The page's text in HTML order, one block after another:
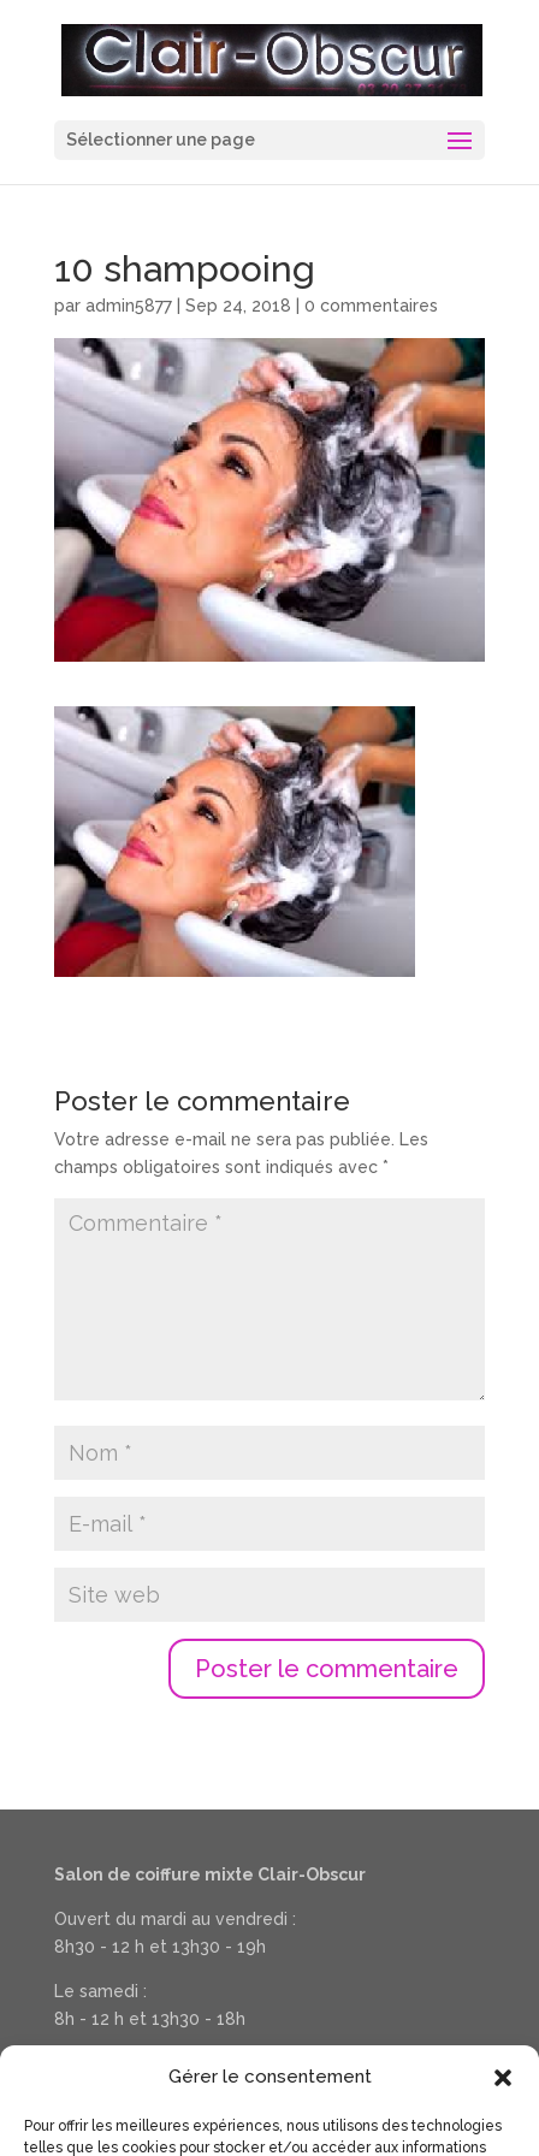
Gérer le consentement
Pour offrir les meilleures expériences, nous utilisons des technologies
telles que les cookies pour stocker et/ou accéder aux informations
Sélectionner une page
10 shampooing
par admin5877| Sep 24, 2018 0 commentaires
Poster le commentaire
Votre adresse e-mail ne sera pas publiée.
Les
champs obligatoires sont indiqués avec *
Salon de coiffure mixte Clair-Obscur
Ouvert du mardi au vendredi :
8h30 - 12 h et 13h30 - 19h
Le samedi :
8h - 12 h et 13h30 - 18h
Téléphone : 03 20 37 31 78
Suivez la vie de votre salon sur Facebook